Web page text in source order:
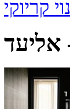
קריוקי
אליעד